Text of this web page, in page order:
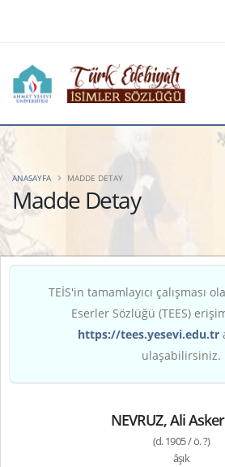
Madde Detay
ANASAYFA MADDE DETAY
TEİS'in tamamlayıcı çalışması
Eserler Sözlüğü (TEES)
https://tees.yesevi.edu.tr
ulaşabilirsiniz.
NEVRUZ, Ali
(d. 1905 / ö. ?)
âşık